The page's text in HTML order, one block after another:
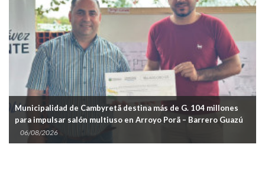
destina más de G. 104 millones
multiuso en Arroyo Porã – Barrero Guazú
Cambyretã
mantenimiento vial